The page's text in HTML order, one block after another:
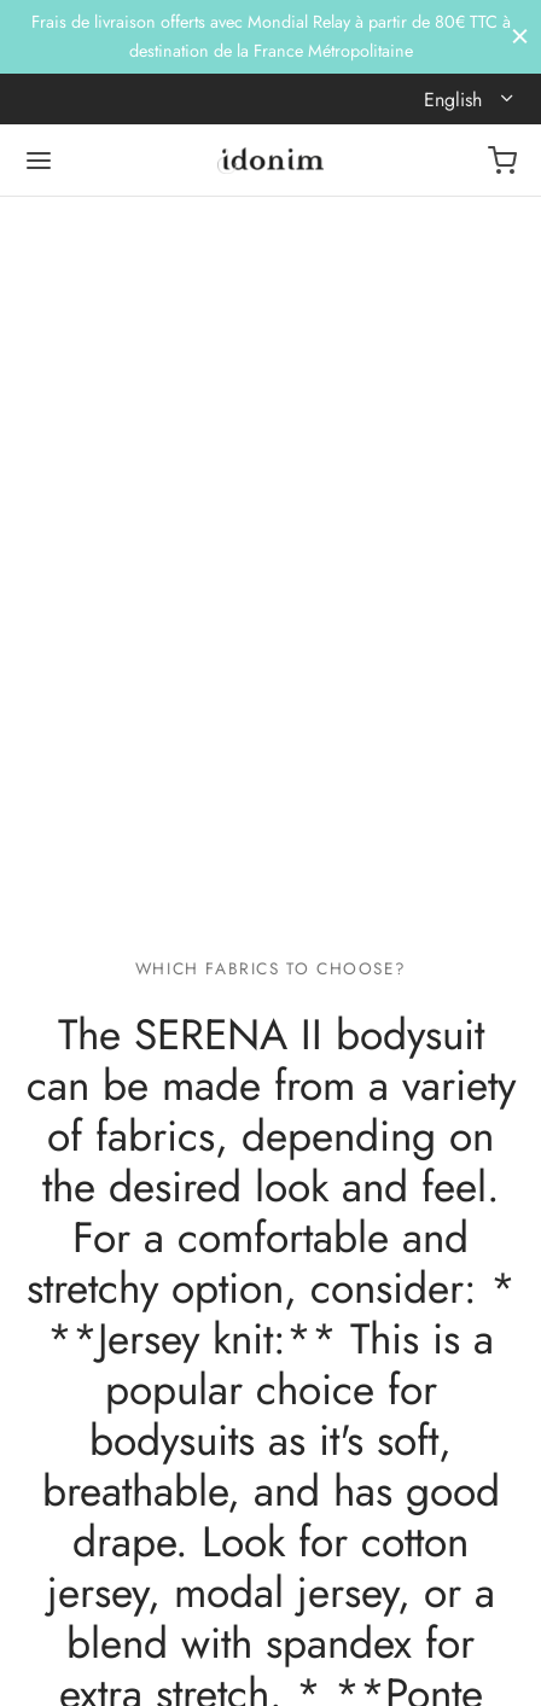
Frais de livraison offerts avec Mondial Relay à partir de 80€ TTC à
destination de la France Métropolitaine
English
WHICH FABRICS TO CHOOSE?
The SERENA II bodysuit
can be made from a variety
of fabrics, depending on
the desired look and feel.
For a comfortable and
stretchy option, consider: *
**Jersey knit:** This is a
popular choice for
bodysuits as it's soft,
breathable, and has good
drape. Look for cotton
jersey, modal jersey, or a
blend with spandex for
extra stretch. * **Ponte